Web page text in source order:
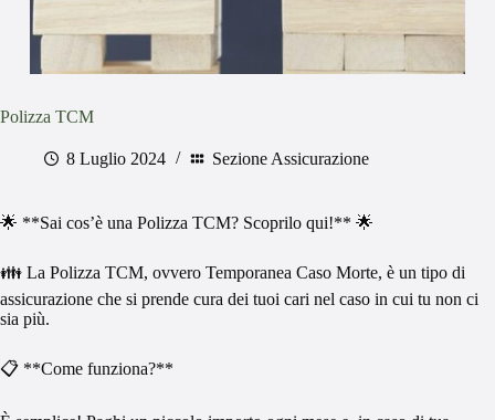
Polizza TCM
8 Luglio 2024 Sezione Assicurazione
🌟 **Sai cos’è una Polizza TCM? Scoprilo qui!** 🌟
👪 La Polizza TCM, ovvero Temporanea Caso Morte, è un tipo di
assicurazione che si prende cura dei tuoi cari nel caso in cui tu non ci
sia più.
📋 **Come funziona?**